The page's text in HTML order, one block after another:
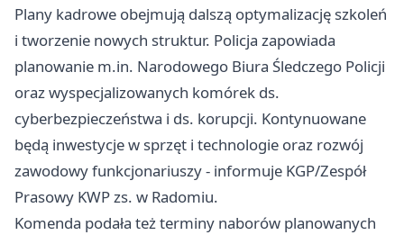
Plany kadrowe obejmują dalszą optymalizację szkoleń
i tworzenie nowych struktur. Policja zapowiada
planowanie m.in. Narodowego Biura Śledczego Policji
oraz wyspecjalizowanych komórek ds.
cyberbezpieczeństwa i ds. korupcji. Kontynuowane
będą inwestycje w sprzęt i technologie oraz rozwój
zawodowy funkcjonariuszy - informuje KGP/Zespół
Prasowy KWP zs. w Radomiu.
Komenda podała też terminy naborów planowanych